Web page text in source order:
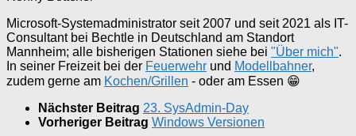
Microsoft-Systemadministrator seit 2007 und seit 2021 als IT-
Consultant bei Bechtle in Deutschland am Standort
Mannheim; alle bisherigen Stationen siehe bei "Über mich".
In seiner Freizeit bei der Feuerwehr und Modellbahner,
zudem gerne am Kochen/Grillen - oder am Essen 😁
Nächster Beitrag 23. SysAdmin-Day
Vorheriger Beitrag Windows Versionen